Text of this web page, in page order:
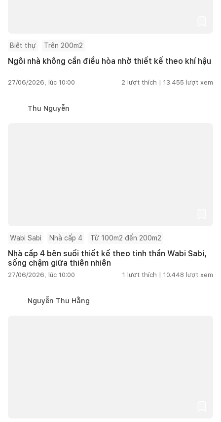
Biệt thự Trên 200m2
Ngôi nhà không cần điều hòa nhờ thiết kế theo khí hậu
27/06/2026, lúc 10:00 2 lượt thích | 13.455 lượt xem
Thu Nguyễn
Wabi Sabi Nhà cấp 4 Từ 100m2 đến 200m2
Nhà cấp 4 bên suối thiết kế theo tinh thần Wabi Sabi,
sống chậm giữa thiên nhiên
27/06/2026, lúc 10:00 1 lượt thích | 10.448 lượt xem
Nguyễn Thu Hằng